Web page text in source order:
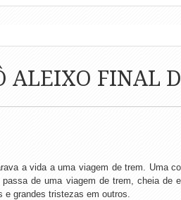
ALEIXO FINAL
a vida a uma viagem de trem. Uma
de uma viagem de trem, cheia de
e grandes tristezas em outros.